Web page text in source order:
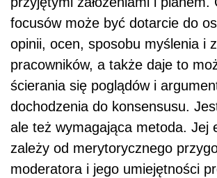
focusów może być dotarcie do
opinii, ocen, sposobu myślenia i
pracowników, a także daje to
ścierania się poglądów i
dochodzenia do konsensusu.
ale też wymagająca metoda. Jej
zależy od merytorycznego
moderatora i jego umiejętności